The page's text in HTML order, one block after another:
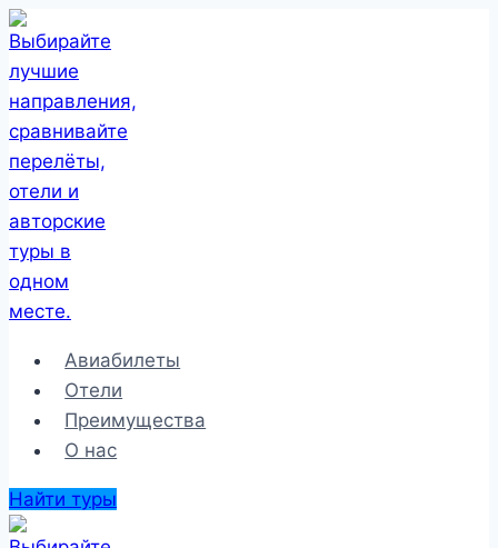
Перейти
к
содержимому
Авиабилеты
Отели
Преимущества
О нас
Найти туры